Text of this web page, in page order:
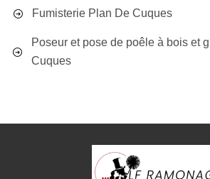
Fumisterie Plan De Cuques
Poseur et pose de poêle à bois et
Cuques